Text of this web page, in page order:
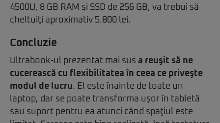
4500U, 8 GB RAM şi SSD de 256 GB, va trebui să
cheltuiţi aproximativ 5.800 lei.
Concluzie
Ultrabook-ul prezentat mai sus a reuşit să ne
cucerească cu flexibilitatea în ceea ce priveşte
modul de lucru. El este înainte de toate un
laptop, dar se poate transforma uşor în tabletă
sau suport pentru ea atunci când spaţiul este